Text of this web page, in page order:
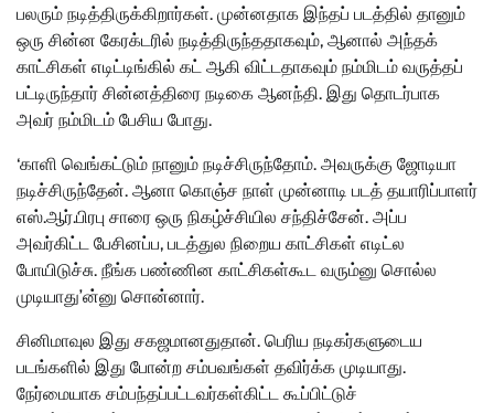
பலரும் நடித்திருக்கிறார்கள். முன்னதாக இந்தப் படத்தில் தானும்
ஒரு சின்ன கேரக்டரில் நடித்திருந்ததாகவும், ஆனால் அந்தக்
காட்சிகள் எடிட்டிங்கில் கட் ஆகி விட்டதாகவும் நம்மிடம் வருத்தப்
பட்டிருந்தார் சின்னத்திரை நடிகை ஆனந்தி. இது தொடர்பாக
அவர் நம்மிடம் பேசிய போது.
‘காளி வெங்கட்டும் நானும் நடிச்சிருந்தோம். அவருக்கு ஜோடியா
நடிச்சிருந்தேன். ஆனா கொஞ்ச நாள் முன்னாடி படத் தயாரிப்பாளர்
எஸ்.ஆர்.பிரபு சாரை ஒரு நிகழ்ச்சியில சந்திச்சேன். அப்ப
அவர்கிட்ட பேசினப்ப, படத்துல நிறைய காட்சிகள் எடிட்ல
போயிடுச்சு. நீங்க பண்ணின காட்சிகள்கூட வரும்னு சொல்ல
முடியாது’ன்னு சொன்னார்.
சினிமாவுல இது சகஜமானதுதான். பெரிய நடிகர்களுடைய
படங்களில் இது போன்ற சம்பவங்கள் தவிர்க்க முடியாது.
நேர்மையாக சம்பந்தப்பட்டவர்கள்கிட்ட கூப்பிட்டுச்